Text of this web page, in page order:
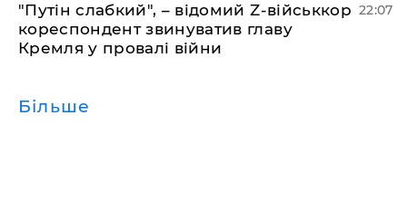
"Путін слабкий", – відомий Z-військкор
кореспондент звинуватив главу
Кремля у провалі війни
22:07
Більше